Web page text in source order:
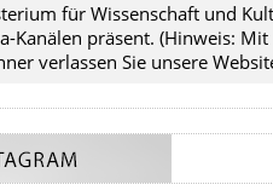
für Wissenschaft und
Kanälen präsent. (Hinweis: Mit
verlassen Sie unsere